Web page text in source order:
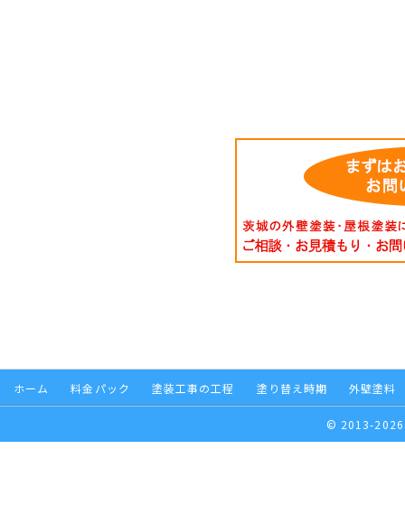
ホーム 料金パック 塗装工事の工程 塗り替え時期 外壁塗料
© 2013-2026